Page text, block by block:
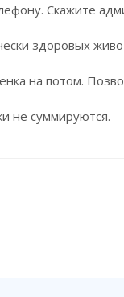
Скажите
здоровых
на потом.
не суммируются.